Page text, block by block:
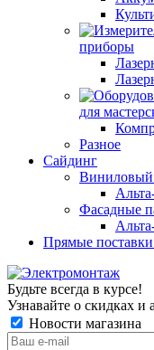
приборы
для
Разное
Сайдинг
Виниловый
Фасадные
Прямые
Будьте всегда в курсе!
Узнавайте о скидках и
Новости магазина